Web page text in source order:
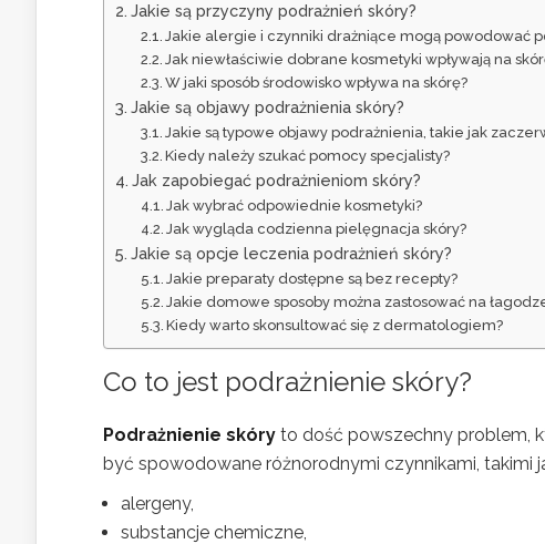
Jakie są przyczyny podrażnień skóry?
Jakie alergie i czynniki drażniące mogą powodować
Jak niewłaściwie dobrane kosmetyki wpływają na
W jaki sposób środowisko wpływa na skórę?
Jakie są objawy podrażnienia skóry?
Jakie są typowe objawy podrażnienia, takie jak
Kiedy należy szukać pomocy specjalisty?
Jak zapobiegać podrażnieniom skóry?
Jak wybrać odpowiednie kosmetyki?
Jak wygląda codzienna pielęgnacja skóry?
Jakie są opcje leczenia podrażnień skóry?
Jakie preparaty dostępne są bez recepty?
Jakie domowe sposoby można zastosować na
Kiedy warto skonsultować się z dermatologiem?
Co to jest podrażnienie skóry?
Podrażnienie skóry to dość powszechny problem,
być spowodowane różnorodnymi czynnikami, takimi
alergeny,
substancje chemiczne,